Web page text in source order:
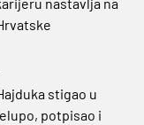
stigao u
potpisao i